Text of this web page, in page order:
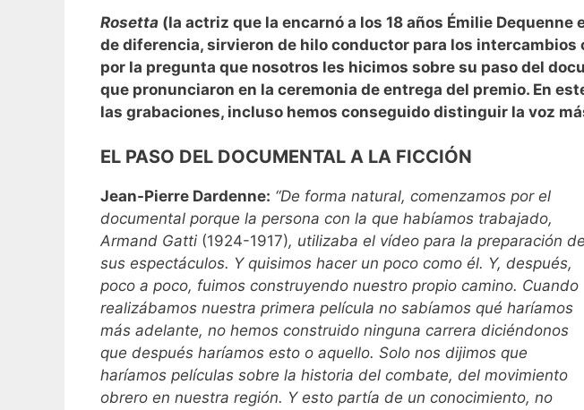
Rosetta (la actriz que la encarnó a los 18 años Émilie
de diferencia, sirvieron de hilo conductor para los
por la pregunta que nosotros les hicimos sobre su paso del
que pronunciaron en la ceremonia de entrega del premio. En
las grabaciones, incluso hemos conseguido distinguir la voz
EL PASO DEL DOCUMENTAL A LA FICCIÓN
Jean-Pierre Dardenne: “De forma natural, comenzamos por el
documental porque la persona con la que habíamos trabajado,
Armand Gatti (1924-1917), utilizaba el vídeo para la preparación de
sus espectáculos. Y quisimos hacer un poco como él. Y, después,
poco a poco, fuimos construyendo nuestro propio camino. Cuando
realizábamos nuestra primera película no sabíamos qué haríamos
más adelante, no hemos construido ninguna carrera diciéndonos
que después haríamos esto o aquello. Solo nos dijimos que
haríamos películas sobre la historia del combate, del movimiento
obrero en nuestra región. Y esto partía de un conocimiento, no